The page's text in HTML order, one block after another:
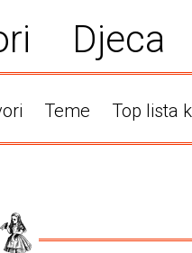
Djeca
Teme Top lista